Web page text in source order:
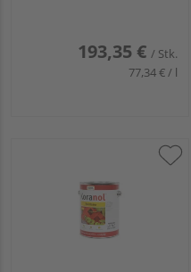
193,35 € / Stk.
77,34 € / l